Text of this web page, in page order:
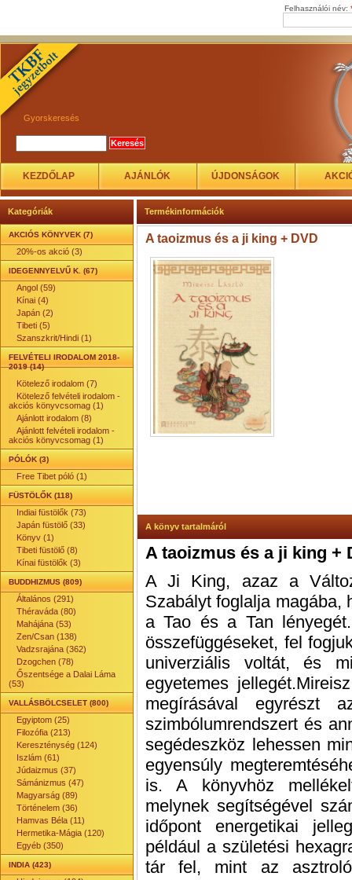
Felhasználói név:
Gyorskeresés
KEZDŐLAP AJÁNLÓK ÚJDONSÁGOK
Kategóriák
AKCIÓS KÖNYVEK (7)
20%-os akció (3)
IDEGENNYELVŰ K. (67)
Angol (59)
Kínai (4)
Japán (2)
Tibeti (5)
Szanszkrit/Hindi (1)
FELVÉTELI IRODALOM 2018-
2019 (14)
Kötelező irodalom (7)
Kötelező felvételi irodalom -
akciós könyvcsomag (1)
Ajánlott irodalom (8)
Ajánlott felvételi irodalom -
akciós könyvcsomag (1)
PÓLÓK (3)
Free Tibet póló (1)
FÜSTÖLŐK (118)
Indiai füstölők (73)
Japán füstölő (33)
Könyv (1)
Tibeti füstölő (8)
Kínai füstölők (3)
BUDDHIZMUS (809)
Általános (291)
Théraváda (80)
Mahájána (53)
Zen/Csan (138)
Vadzsrajána (362)
Dzogchen (78)
Őszentsége a Dalai Láma
(53)
VALLÁSBÖLCSELET (800)
Egyiptom (25)
Filozófia (213)
Kereszténység (124)
Iszlám (61)
Júdaizmus (37)
Sámánizmus (47)
Magyarság (89)
Történelem (36)
Hamvas Béla (11)
Hermetika-Mágia (120)
Egyéb (350)
INDIA (423)
Termékinformációk
A taoizmus és a ji king + DVD
A könyv tartalmáról
A taoizmus és a ji king +
A Ji King, azaz a
Szabályt foglalja magába,
a Tao és a Tan
összefüggéseket, fel
univerziális voltát, és
egyetemes
megírásával
szimbólumrendszert és
segédeszköz lehessen
egyensúly
is. A könyvhöz
melynek segítségével
időpont energetikai
például a születési
tár fel, mint az